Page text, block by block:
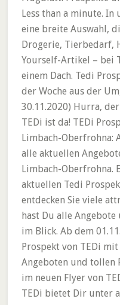
Less than a minute.
eine breite Auswahl,
Drogerie, Tierbedarf,
Yourself-Artikel – bei
einem Dach. Tedi
der Woche aus der
30.11.2020) Hurra,
TEDi ist da! TEDi
Limbach-Oberfrohna:
alle aktuellen
Limbach-Oberfrohna.
aktuellen Tedi
entdecken Sie viele
hast Du alle Angebote
im Blick. Ab dem
Prospekt von TEDi
Angeboten und tollen
im neuen Flyer von
TEDi bietet Dir unter